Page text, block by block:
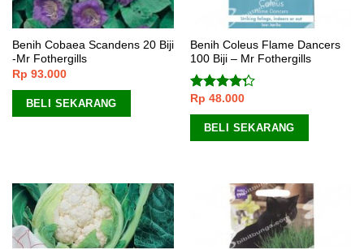
Benih Cobaea Scandens 20 Biji
-Mr Fothergills
Rp 93.000
BELI SEKARANG
Benih Coleus Flame Dancers
100 Biji – Mr Fothergills
Dinilai
4.00dari
Rp 48.000
BELI SEKARANG